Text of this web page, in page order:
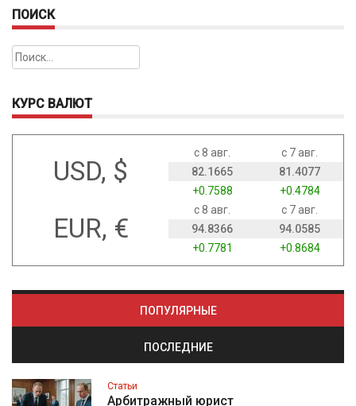
ПОИСК
Найти:
КУРС ВАЛЮТ
USD, $
с 8 авг.
с 7 авг.
82.1665
81.4077
+0.7588
+0.4784
EUR, €
с 8 авг.
с 7 авг.
94.8366
94.0585
+0.7781
+0.8684
ПОПУЛЯРНЫЕ
ПОСЛЕДНИЕ
Статьи
Арбитражный юрист